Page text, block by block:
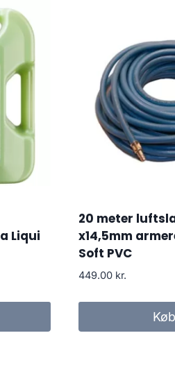
Liqui
20 meter
x14,5mm
Soft PVC
449.00 kr.